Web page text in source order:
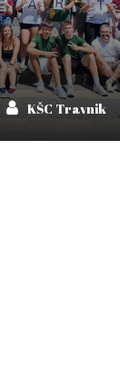
KŠC Travnik